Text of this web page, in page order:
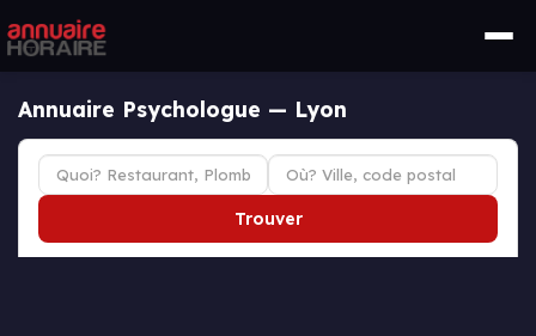
Annuaire Psychologue — Lyon
Trouver